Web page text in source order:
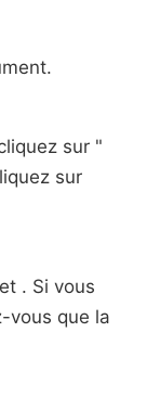
sur "
sur
. Si vous
vous que la